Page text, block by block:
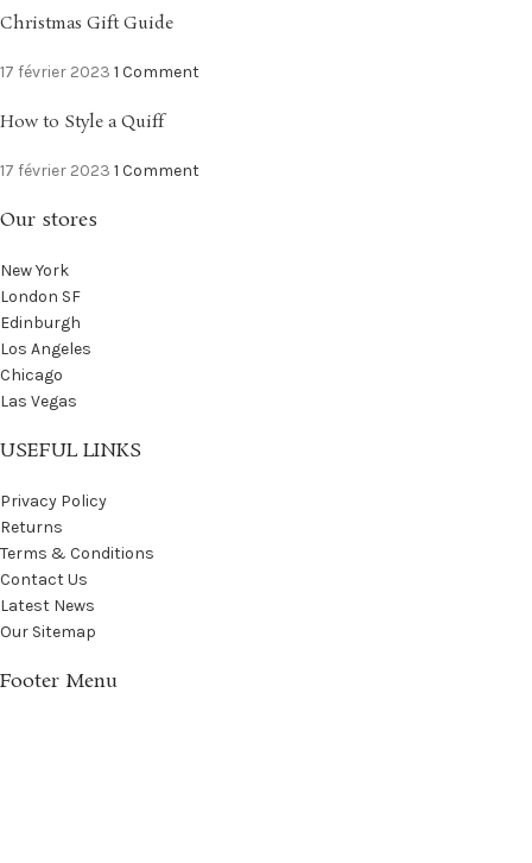
Christmas Gift Guide
17 février 2023 1 Comment
How to Style a Quiff
17 février 2023 1 Comment
Our stores
New York
London SF
Edinburgh
Los Angeles
Chicago
Las Vegas
USEFUL LINKS
Privacy Policy
Returns
Terms & Conditions
Contact Us
Latest News
Our Sitemap
Footer Menu